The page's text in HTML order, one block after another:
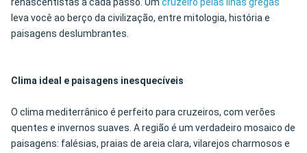
renascentistas a cada passo. Um cruzeiro pelas ilhas gregas
leva você ao berço da civilização, entre mitologia, história e
paisagens deslumbrantes.
Clima ideal e paisagens inesquecíveis
O clima mediterrânico é perfeito para cruzeiros, com verões
quentes e invernos suaves. A região é um verdadeiro mosaico de
paisagens: falésias, praias de areia clara, vilarejos charmosos e